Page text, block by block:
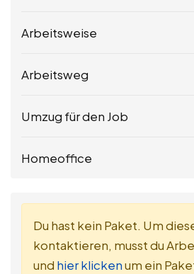
Arbeitsweise
Arbeitsweg
Umzug für den Job
Homeoffice
Du hast kein Paket. Um
kontaktieren, musst du
und hier klickenum ein